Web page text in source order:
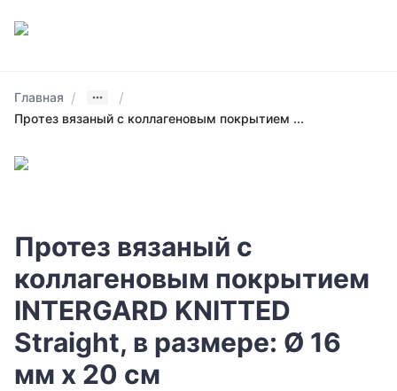
Главная / /
Протез вязаный с коллагеновым покрытием ...
Протез вязаный с
коллагеновым покрытием
INTERGARD KNITTED
Straight, в размере: Ø 16
мм х 20 см